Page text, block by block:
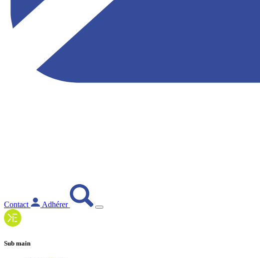
Contact Adhérer
Sub main